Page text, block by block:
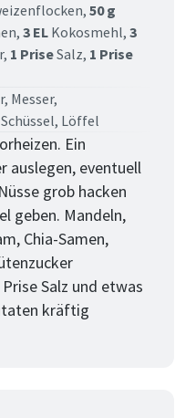
50 g
3 EL Kokosmehl, 3
1 PriseSalz, 1 Prise
Messer,
Löffel
Ein
auslegen, eventuell
grob hacken
geben. Mandeln,
Chia-Samen,
Salz und etwas
kräftig